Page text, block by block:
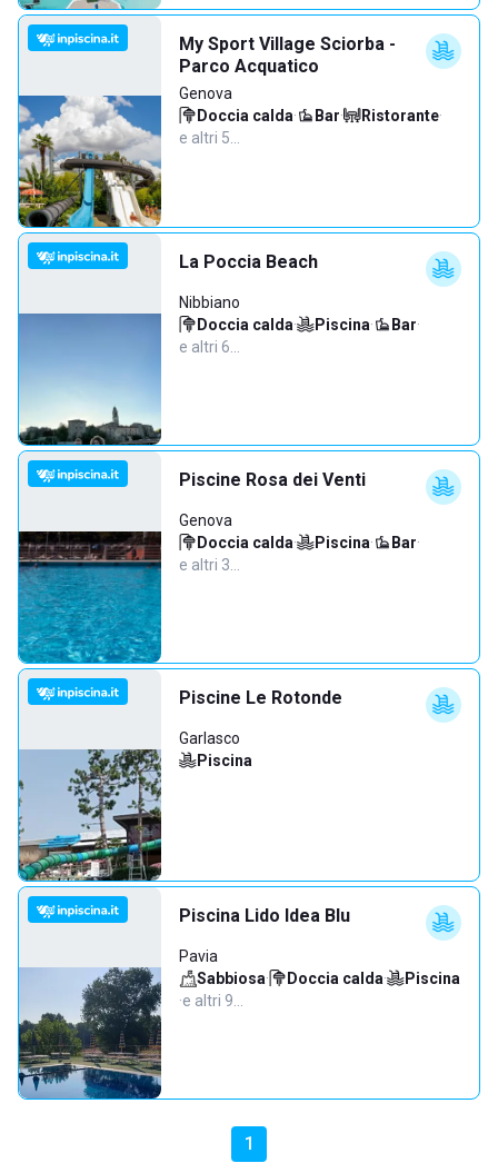
My Sport Village Sciorba -
Parco Acquatico
Genova
Doccia calda· Bar· Ristorante·
e altri 5…
La Poccia Beach
Nibbiano
Doccia calda· Piscina· Bar·
e altri 6…
Piscine Rosa dei Venti
Genova
Doccia calda· Piscina· Bar·
e altri 3…
Piscine Le Rotonde
Garlasco
Piscina
Piscina Lido Idea Blu
Pavia
Sabbiosa· Doccia calda·
Piscina
·e altri 9…
1